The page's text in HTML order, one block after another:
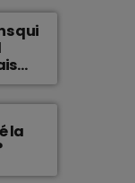
qui
la